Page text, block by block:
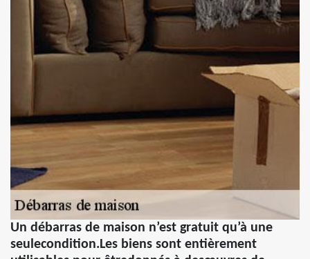
Un débarras de maison n’est gratuit qu’à une
seulecondition.Les biens sont entièrement